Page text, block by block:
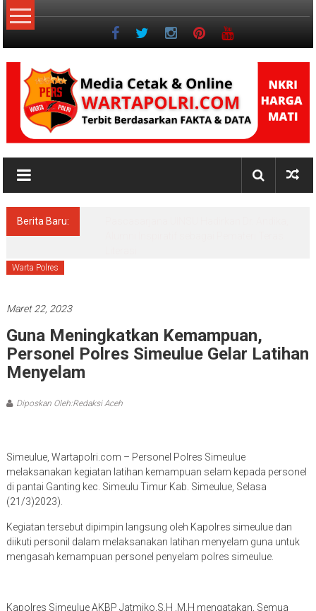
Lompat
ke
NKRI
Jurnalisme
Berita Baru:
Warta Polres
Maret 22, 2023
Guna Meningkatkan Kemampuan,
Personel Polres Simeulue Gelar Latihan
Menyelam
Diposkan Oleh:Redaksi Aceh
Simeulue, Wartapolri.com – Personel Polres Simeulue
melaksanakan kegiatan latihan kemampuan selam kepada personel
di pantai Ganting kec. Simeulu Timur Kab. Simeulue, Selasa
(21/3)2023).
Kegiatan tersebut dipimpin langsung oleh Kapolres simeulue dan
diikuti personil dalam melaksanakan latihan menyelam guna untuk
mengasah kemampuan personel penyelam polres simeulue.
Kapolres Simeulue AKBP Jatmiko,S.H ,M.H mengatakan, Semua